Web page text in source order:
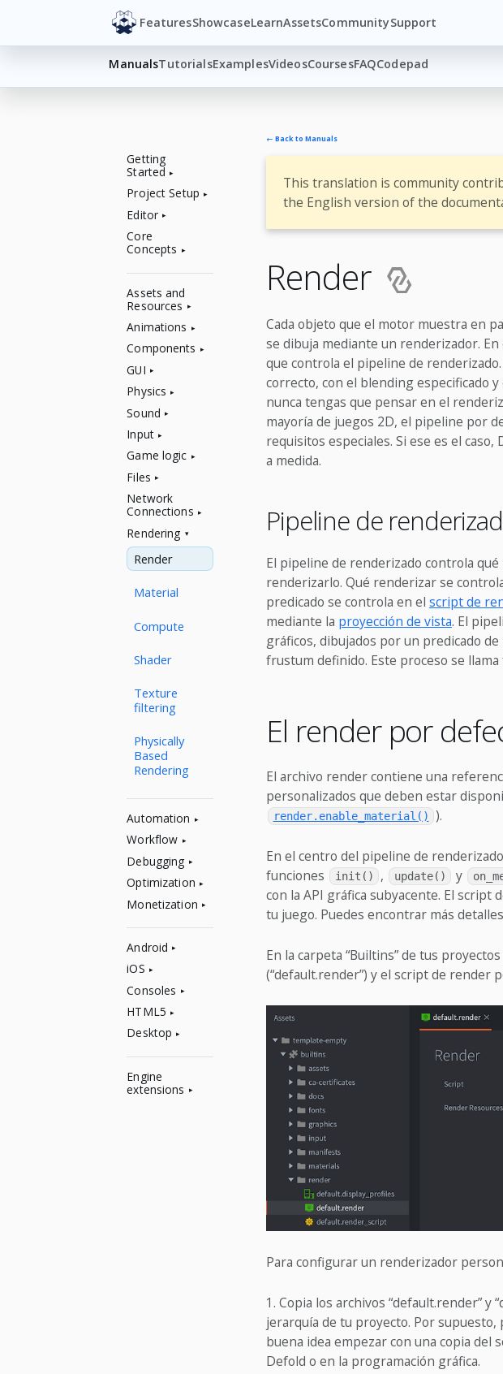
FeaturesShowcaseLearnAssetsCommunitySupport
ManualsTutorialsExamplesVideosCoursesFAQCodepad
Getting
Started
Project Setup
Editor
Core
Concepts
Assets and
Resources
Animations
Components
GUI
Physics
Sound
Input
Game logic
Files
Network
Connections
Rendering
Render
Material
Compute
Shader
Texture
filtering
Physically
Based
Rendering
Automation
Workflow
Debugging
Optimization
Monetization
Android
iOS
Consoles
HTML5
Desktop
Engine
extensions
← Back to Manuals
This translation is community
the English version of the
Render
Cada objeto que el motor muestra en
se dibuja mediante un renderizador.
que controla el pipeline de
correcto, con el blending especificado
nunca tengas que pensar en el
mayoría de juegos 2D, el pipeline por
requisitos especiales. Si ese es el
a medida.
Pipeline de
El pipeline de renderizado controla
renderizarlo. Qué renderizar se
predicado se controla en el script de
mediante la proyección de vista. El
gráficos, dibujados por un predicado
frustum definido. Este proceso se
El render por
El archivo render contiene una
personalizados que deben estar
render.enable_material() ).
En el centro del pipeline de
funciones
init() , update() y
con la API gráfica subyacente. El script
tu juego. Puedes encontrar más
En la carpeta “Builtins” de tus
(“default.render”) y el script de render
Para configurar un renderizador
Copia los archivos “default.render” y
jerarquía de tu proyecto. Por
buena idea empezar con una copia
Defold o en la programación gráfica.